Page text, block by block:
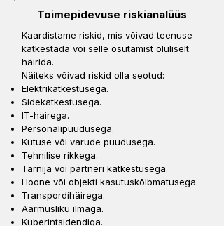
Toimepidevuse riskianalüüs
Kaardistame riskid, mis võivad teenuse
katkestada või selle osutamist oluliselt
häirida.
Näiteks võivad riskid olla seotud:
Elektrikatkestusega.
Sidekatkestusega.
IT-häirega.
Personalipuudusega.
Kütuse või varude puudusega.
Tehnilise rikkega.
Tarnija või partneri katkestusega.
Hoone või objekti kasutuskõlbmatusega.
Transpordihäirega.
Äärmusliku ilmaga.
Küberintsidendiga.